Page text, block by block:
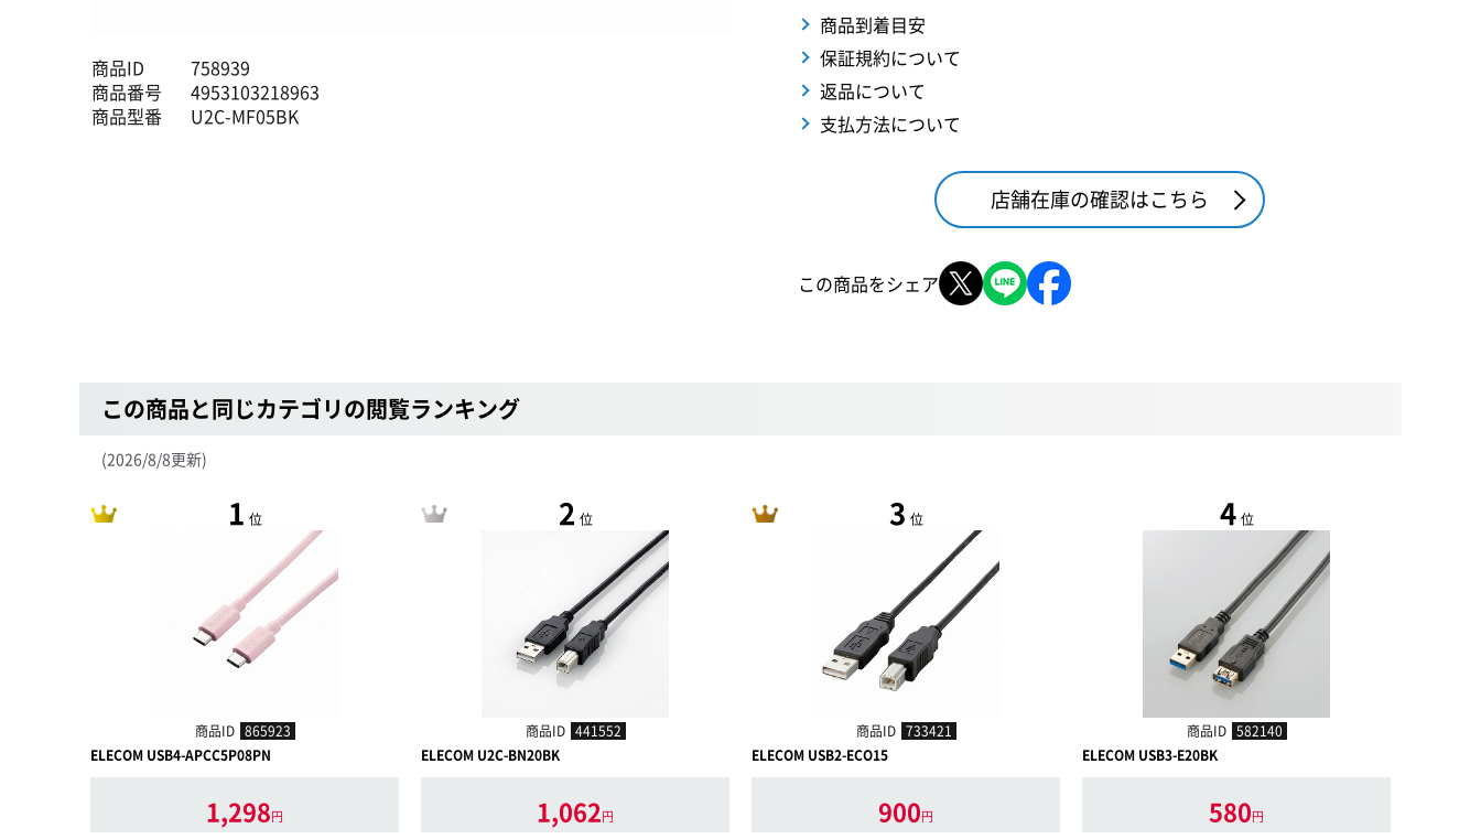
商品ID
758939
商品番号
4953103218963
商品型番
U2C-MF05BK
商品到着目安
保証規約について
返品について
支払方法について
店舗在庫の確認はこちら
この商品をシェア
この商品と同じカテゴリの閲覧ランキング
(2026/8/8更新)
1 位
商品ID 865923
ELECOM USB4-APCC5P08PN
1,298円
2 位
商品ID 441552
ELECOM U2C-BN20BK
1,062円
3 位
商品ID 733421
ELECOM USB2-ECO15
900円
4 位
商品ID 582140
ELECOM USB3-E20BK
580円